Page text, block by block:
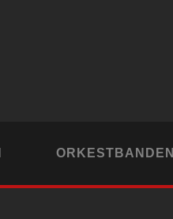
ORKESTBANDEN